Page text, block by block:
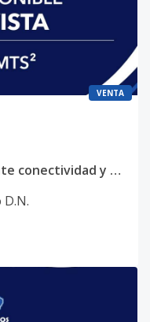
VENTA
Solar residencial con excelente conectividad y escala óptima de proyecto – Bella Vista